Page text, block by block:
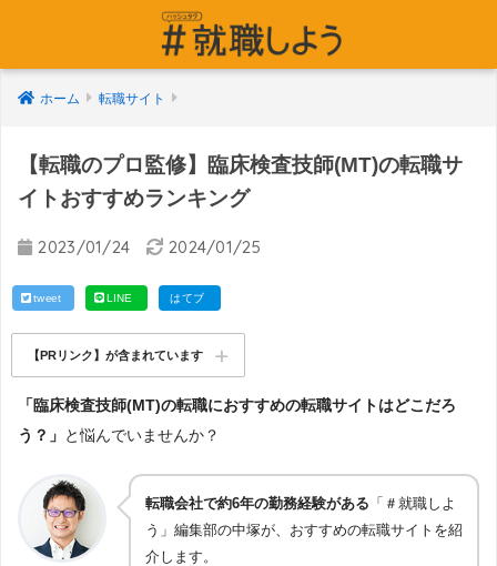
ホーム 転職サイト
【転職のプロ監修】臨床検査技師(MT)の転職サ
イトおすすめランキング
2023/01/24 2024/01/25
tweet LINE はてブ
【PRリンク】が含まれています
「臨床検査技師(MT)の転職におすすめの転職サイトはどこだろ
う？」 と悩んでいませんか？
転職会社で約6年の勤務経験がある 「＃就職しよ
う」編集部の中塚が、おすすめの転職サイトを紹
介します。